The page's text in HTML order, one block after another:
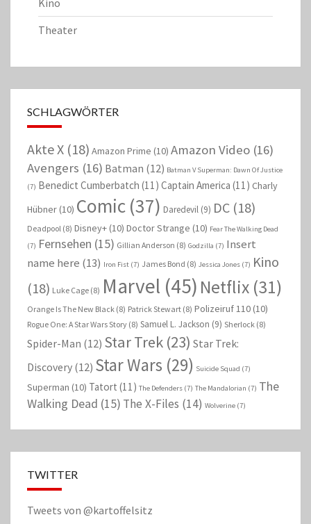
Kino
Theater
SCHLAGWÖRTER
Akte X (18) Amazon Prime (10) Amazon Video (16)
Avengers (16) Batman (12) Batman V Superman: Dawn Of Justice
(7) Benedict Cumberbatch (11) Captain America (11) Charly
Hübner (10) Comic (37) Daredevil (9) DC (18)
Deadpool (8) Disney+ (10) Doctor Strange (10) Fear The Walking Dead
(7) Fernsehen (15) Gillian Anderson (8) Godzilla (7) Insert
name here (13) Iron Fist (7) James Bond (8) Jessica Jones (7) Kino
(18) Luke Cage (8) Marvel (45) Netflix (31)
Orange Is The New Black (8) Patrick Stewart (8) Polizeiruf 110 (10)
Rogue One: A Star Wars Story (8) Samuel L. Jackson (9) Sherlock (8)
Spider-Man (12) Star Trek (23) Star Trek:
Discovery (12) Star Wars (29) Suicide Squad (7)
Superman (10) Tatort (11) The Defenders (7) The Mandalorian (7) The
Walking Dead (15) The X-Files (14) Wolverine (7)
TWITTER
Tweets von @kartoffelsitz